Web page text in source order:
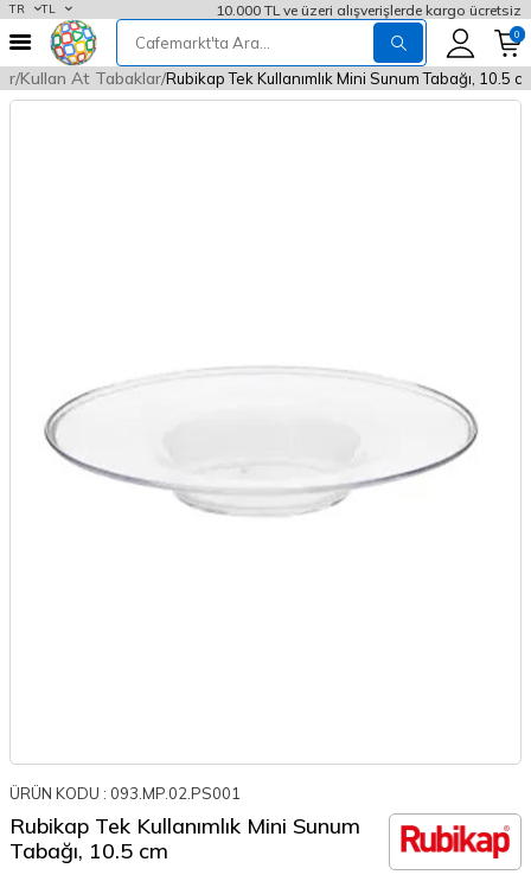
TR TL 10.000 TL ve üzeri alışverişlerde kargo ücretsiz
0
Kullan At Tabaklar Rubikap Tek Kullanımlık Mini Sunum Tabağı, 10.5
ÜRÜN KODU : 093.MP.02.PS001
Rubikap Tek Kullanımlık Mini Sunum
Tabağı, 10.5 cm